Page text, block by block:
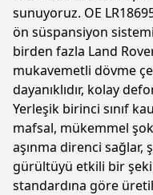
sunuyoruz. OE
ön süspansiyon
birden fazla Land
mukavemetli dövme
dayanıklıdır, kolay
Yerleşik birinci sınıf
mafsal, mükemmel
aşınma direnci
gürültüyü etkili bir
standardına göre